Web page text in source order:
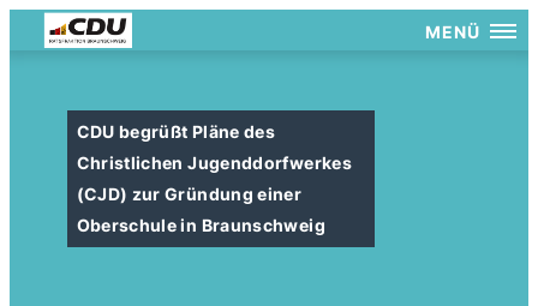
MENÜ
CDU begrüßt Pläne des
Christlichen Jugenddorfwerkes
(CJD) zur Gründung einer
Oberschule in Braunschweig